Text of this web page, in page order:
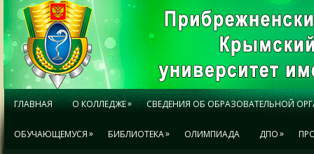
ГЛАВНАЯ О КОЛЛЕДЖЕ» СВЕДЕНИЯ ОБ ОБРАЗОВАТЕЛЬНОЙ
ОБУЧАЮЩЕМУСЯ» БИБЛИОТЕКА» ОЛИМПИАДА ДПО»